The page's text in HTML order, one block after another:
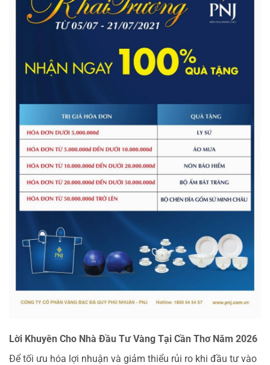
Lời Khuyên Cho Nhà Đầu Tư Vàng Tại Cần Thơ Năm 2026
Để tối ưu hóa lợi nhuận và giảm thiểu rủi ro khi đầu tư vào